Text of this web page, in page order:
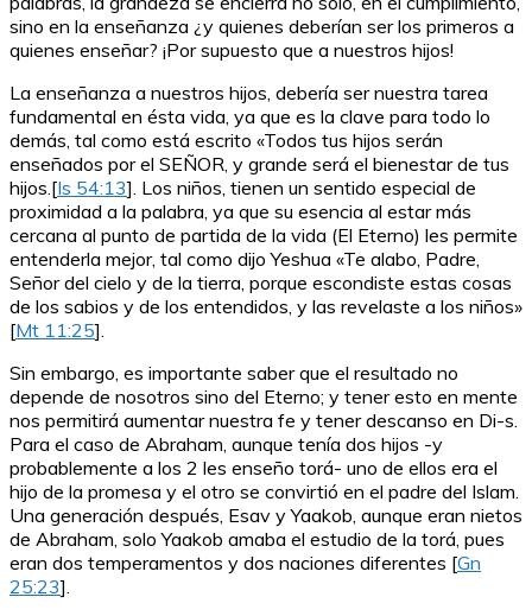
sino en la enseñanza ¿y quienes deberían ser los primeros a
quienes enseñar? ¡Por supuesto que a nuestros hijos!
La enseñanza a nuestros hijos, debería ser nuestra tarea
fundamental en ésta vida, ya que es la clave para todo lo
demás, tal como está escrito «Todos tus hijos serán
enseñados por el SEÑOR, y grande será el bienestar de tus
hijos.[Is 54:13]. Los niños, tienen un sentido especial de
proximidad a la palabra, ya que su esencia al estar más
cercana al punto de partida de la vida (El Eterno) les permite
entenderla mejor, tal como dijo Yeshua «Te alabo, Padre,
Señor del cielo y de la tierra, porque escondiste estas cosas
de los sabios y de los entendidos, y las revelaste a los niños»
[Mt 11:25].
Sin embargo, es importante saber que el resultado no
depende de nosotros sino del Eterno; y tener esto en mente
nos permitirá aumentar nuestra fe y tener descanso en Di-s.
Para el caso de Abraham, aunque tenía dos hijos -y
probablemente a los 2 les enseño torá- uno de ellos era el
hijo de la promesa y el otro se convirtió en el padre del Islam.
Una generación después, Esav y Yaakob, aunque eran nietos
de Abraham, solo Yaakob amaba el estudio de la torá, pues
eran dos temperamentos y dos naciones diferentes [Gn
25:23].